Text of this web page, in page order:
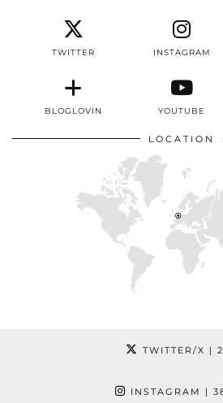
TWITTER INSTAGRAM
BLOGLOVIN YOUTUBE
LOCATION
TWITTER/X |
INSTAGRAM |